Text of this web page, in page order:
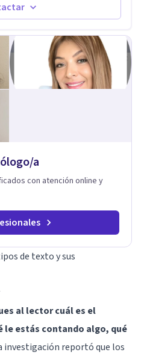
a
con atención online y
de texto y sus
al lector cuál es el
estás contando algo, qué
investigación reportó que los